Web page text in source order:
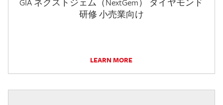
研修 小売業向け
LEARN MORE